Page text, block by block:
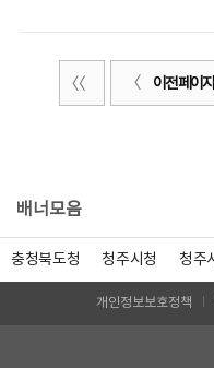
이전 페이지
배너모음
충청북도청 청주시청 청주
개인정보보호정책